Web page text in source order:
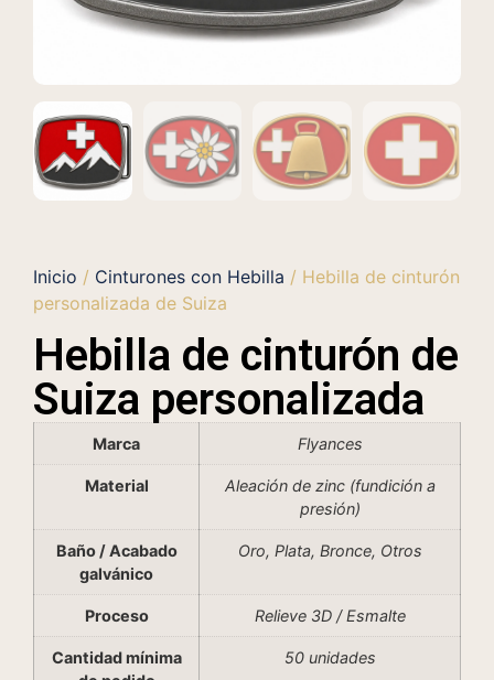
Inicio / Cinturones con Hebilla / Hebilla de cinturón
personalizada de Suiza
Hebilla de cinturón de
Suiza personalizada
Marca Flyances
Material
Aleación de zinc (fundición a
presión)
Baño / Acabado
galvánico
Oro, Plata, Bronce, Otros
Proceso Relieve 3D / Esmalte
Cantidad mínima
50 unidades